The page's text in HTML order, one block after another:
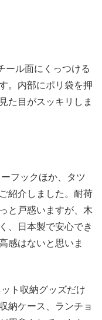
ール面にくっつける
。内部にポリ袋を押
た目がスッキリしま
フックほか、タツ
紹介しました。耐荷
と戸惑いますが、木
、日本製で安心でき
感はないと思いま
ト収納グッズだけ
納ケース、ランチョ